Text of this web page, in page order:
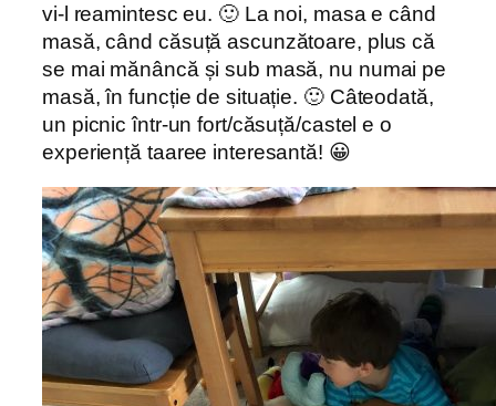
vi-l reamintesc eu. 🙂 La noi, masa e când
masă, când căsuță ascunzătoare, plus că
se mai mănâncă și sub masă, nu numai pe
masă, în funcție de situație. 🙂 Câteodată,
un picnic într-un fort/căsuță/castel e o
experiență taaree interesantă! 😀